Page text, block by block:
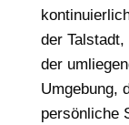
der
der
Umgebung,
persönliche